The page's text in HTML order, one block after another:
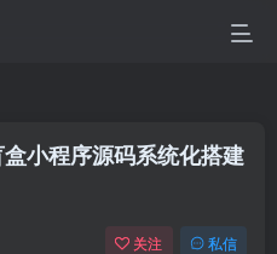
小程序源码系统化搭建
关注 私信